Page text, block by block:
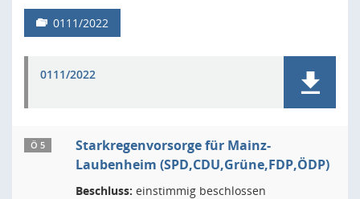
0111/2022
0111/2022
Ö 5
Starkregenvorsorge für Mainz-
Laubenheim (SPD,CDU,Grüne,FDP,ÖDP)
Beschluss: einstimmig beschlossen